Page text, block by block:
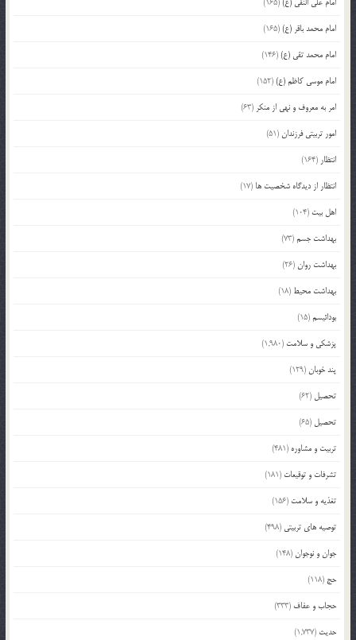
امام محمد باقر (ع)(165)
امام محمد تقی (ع)(146)
امام موسی کاظم (ع)(152)
امر به معروف و نهی از منکر (63)
امور تربیتی فرزندان(51)
انتظار (164)
انتظار از دیدگاه شخصیت ها (17)
اهل بیت (104)
بهداشت جسم(73)
بهداشت روان(26)
بهداشت محیط (18)
بودائیسم(15)
پزشکی و سلامت (1,980)
پند خوبان(129)
تحصیل (62)
تحصیل (65)
تربیت و مشاوره (481)
تشرفات و توقیعات (181)
تغذیه و سلامت (156)
توصیه های تربیتی (498)
جوان و نوجوان(148)
حج (118)
حجاب و عفاف (333)
حدیث (1,737)